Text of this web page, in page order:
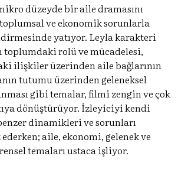
düzeyde bir aile dramasını
ve ekonomik sorunlarla
yatıyor. Leyla karakteri
toplumdaki rolü ve mücadelesi,
ilişkiler üzerinden aile bağlarının
tutumu üzerinden geleneksel
gibi temalar, filmi zengin ve çok
dönüştürüyor. İzleyiciyi kendi
dinamikleri ve sorunları
aile, ekonomi, gelenek ve
temaları ustaca işliyor.